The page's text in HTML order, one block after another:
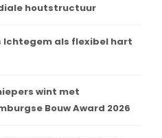
houtstructuur
Ichtegem als flexibel hart
wint met
Bouw Award 2026